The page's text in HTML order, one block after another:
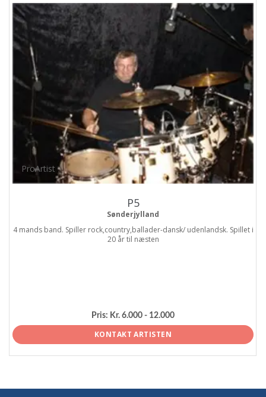
ProArtist
P5
Sønderjylland
4 mands band. Spiller rock,country,ballader-dansk/ udenlandsk. Spillet i
20 år til næsten
Pris: Kr. 6.000 - 12.000
KONTAKT ARTISTEN